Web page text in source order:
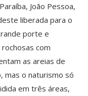
João Pessoa,
liberada para o
porte e
com
as areias de
mas o naturismo só
em três áreas,